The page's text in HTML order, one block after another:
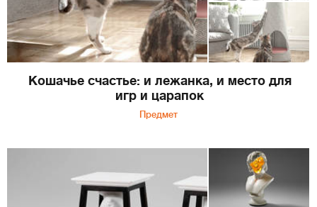
Кошачье счастье: и лежанка, и место для
игр и царапок
Предмет